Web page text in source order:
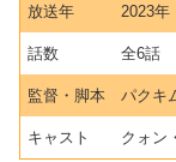
放送年 2023年
話数 全6話
監督・脚本 パクキ
キャスト クォン